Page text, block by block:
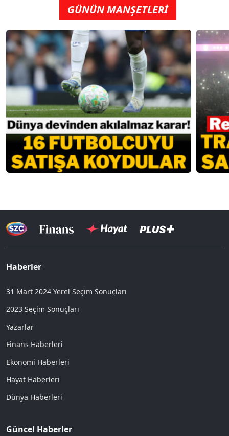
GÜNÜN MANŞETLERİ
Haberler
31 Mart 2024 Yerel Seçim Sonuçları
2023 Seçim Sonuçları
Yazarlar
Finans Haberleri
Ekonomi Haberleri
Hayat Haberleri
Dünya Haberleri
Güncel Haberler